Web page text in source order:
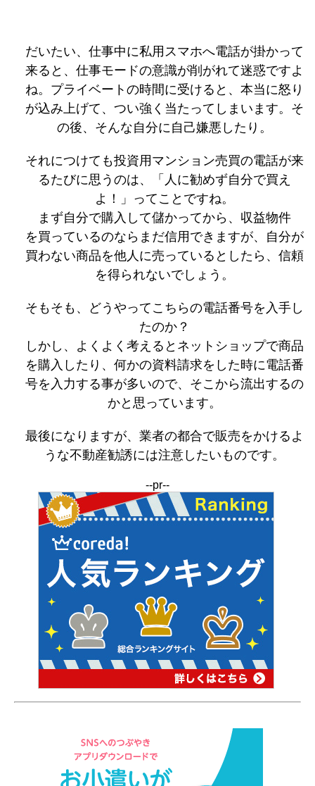
だいたい、仕事中に私用スマホへ電話が掛かって
来ると、仕事モードの意識が削がれて迷惑ですよ
ね。プライベートの時間に受けると、本当に怒り
が込み上げて、つい強く当たってしまいます。そ
の後、そんな自分に自己嫌悪したり。
それにつけても投資用マンション売買の電話が来
るたびに思うのは、「人に勧めず自分で買え
よ！」ってことですね。
まず自分で購入して儲かってから、収益物件
を買っているのならまだ信用できますが、自分が
買わない商品を他人に売っているとしたら、信頼
を得られないでしょう。
そもそも、どうやってこちらの電話番号を入手し
たのか？
しかし、よくよく考えるとネットショップで商品
を購入したり、何かの資料請求をした時に電話番
号を入力する事が多いので、そこから流出するの
かと思っています。
最後になりますが、業者の都合で販売をかけるよ
うな不動産勧誘には注意したいものです。
--pr--